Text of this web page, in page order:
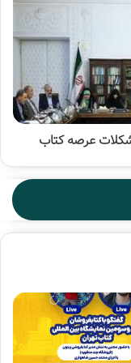
عرصه کتاب